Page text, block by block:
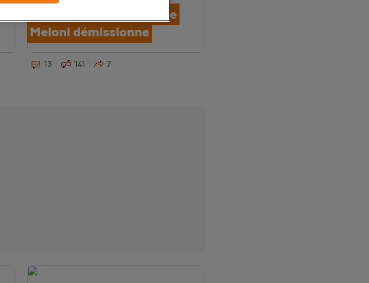
condamné, un proche de
Meloni démissionne
13 141 7